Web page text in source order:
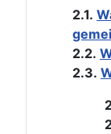
2.1.
2.2.
2.3.